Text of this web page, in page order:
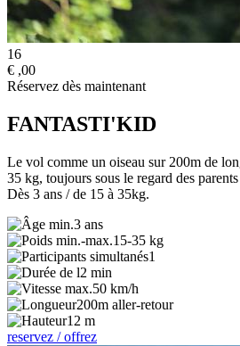
16
€ ,00
Réservez dès maintenant
FANTASTI'KID
Le vol comme un oiseau sur 200m de
35 kg, toujours sous le regard des
Dès 3 ans / de 15 à 35kg.
3 ans
15-35 kg
1
2 min
50 km/h
200m aller-retour
12 m
reservez / offrez